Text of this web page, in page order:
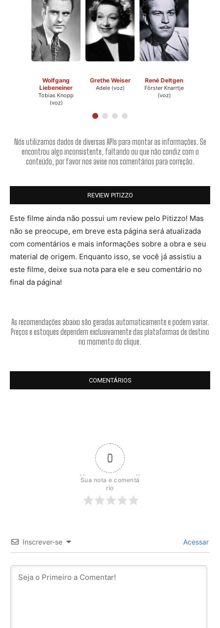
Wolfgang
Liebeneiner
Tobias Knopp
(voz)
Grethe Weiser
Adele (voz)
René Deltgen
Förster Knarrtje
(voz)
Nós utilizamos dados de diversas APIs para montar as informações. Se
encontrou algo inconsistente, faltando ou que não condiz com o
conteúdo, por favor nos avise nos comentários para correção.
REVIEW PITIZZO
Este filme ainda não possui um review pelo Pitizzo! Mas
não se preocupe, em breve esta página será atualizada
com comentários e mais informações sobre a obra e seu
material de origem. Enquanto isso, se você já assistiu a
este filme, deixe sua nota para ele e seu comentário no
final da página!
As recomendações abaixo são geradas automaticamente e podem variar.
Preços e estoques dependem exclusivamente das plataformas de destino
no momento do clique.
COMENTÁRIOS
0
Sua nota e comentá
rio
Inscrever-se Acessar